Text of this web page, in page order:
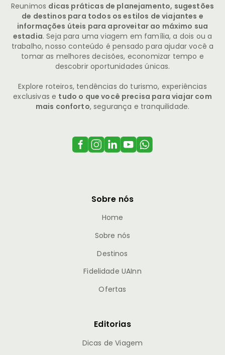
Reunimos dicas práticas de planejamento, sugestões
de destinos para todos os estilos de viajantes e
informações úteis para aproveitar ao máximo sua
estadia. Seja para uma viagem em família, a dois ou a
trabalho, nosso conteúdo é pensado para ajudar você a
tomar as melhores decisões, economizar tempo e
descobrir oportunidades únicas.
Explore roteiros, tendências do turismo, experiências
exclusivas e tudo o que você precisa para viajar com
mais conforto, segurança e tranquilidade.
Sobre nós
Home
Sobre nós
Destinos
Fidelidade UAInn
Ofertas
Editorias
Dicas de Viagem